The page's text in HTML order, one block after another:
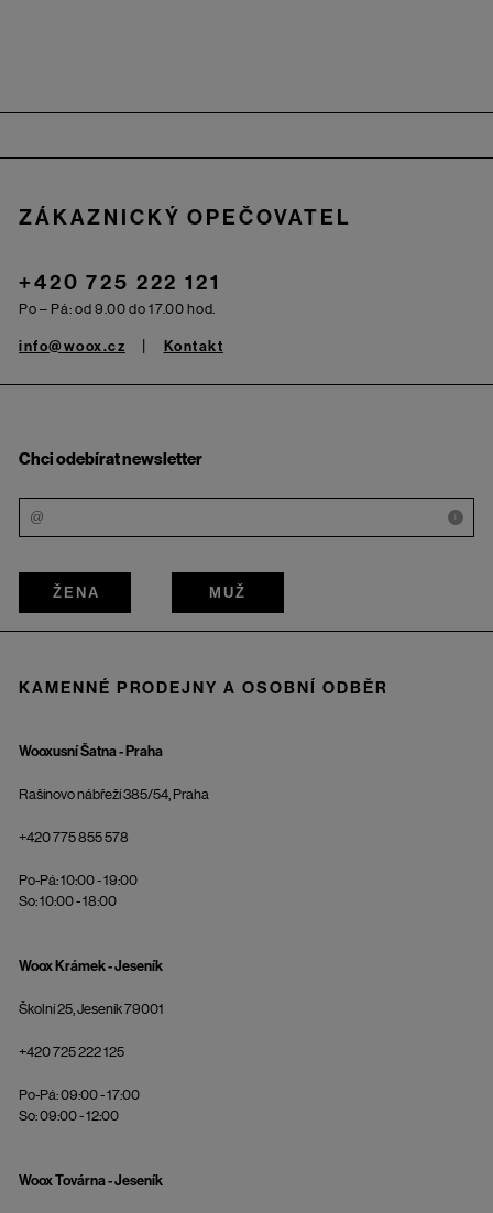
ZÁKAZNICKÝ OPEČOVATEL
+420 725 222 121
Po – Pá: od 9.00 do 17.00 hod.
info@woox.cz Kontakt
Chci odebírat newsletter
i
ŽENA MUŽ
KAMENNÉ PRODEJNY A OSOBNÍ ODBĚR
Wooxusní Šatna - Praha
Rašínovo nábřeží 385/54, Praha
+420 775 855 578
Po-Pá: 10:00 - 19:00
So: 10:00 - 18:00
Woox Krámek - Jeseník
Školní 25, Jeseník 79001
+420 725 222 125
Po-Pá: 09:00 - 17:00
So: 09:00 - 12:00
Woox Továrna - Jeseník